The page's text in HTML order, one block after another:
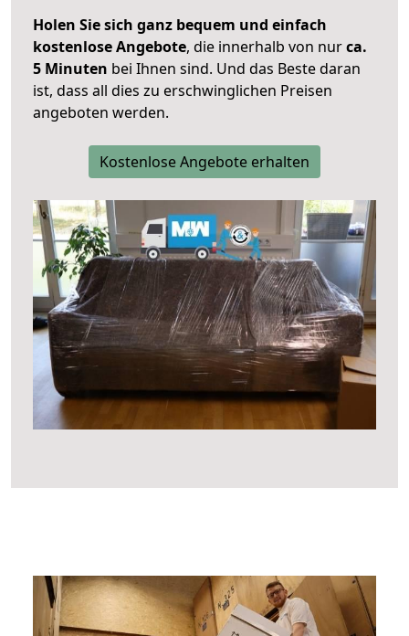
Holen Sie sich ganz bequem und einfach
kostenlose Angebote, die innerhalb von nurca.
5 Minuten bei Ihnen sind. Und das Beste daran
ist, dass all dies zu erschwinglichen Preisen
angeboten werden.
Kostenlose Angebote erhalten